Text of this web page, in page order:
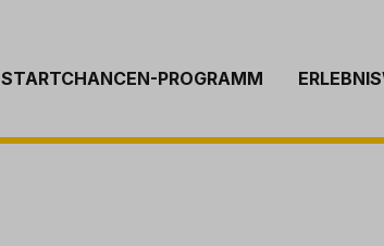
STARTCHANCEN-PROGRAMM